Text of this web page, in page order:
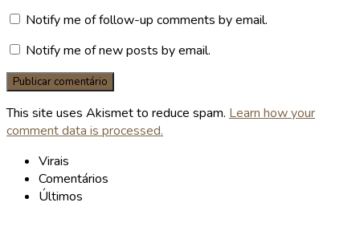
Notify me of follow-up comments by email.
Notify me of new posts by email.
This site uses Akismet to reduce spam. Learn how your
comment data is processed.
Virais
Comentários
Últimos